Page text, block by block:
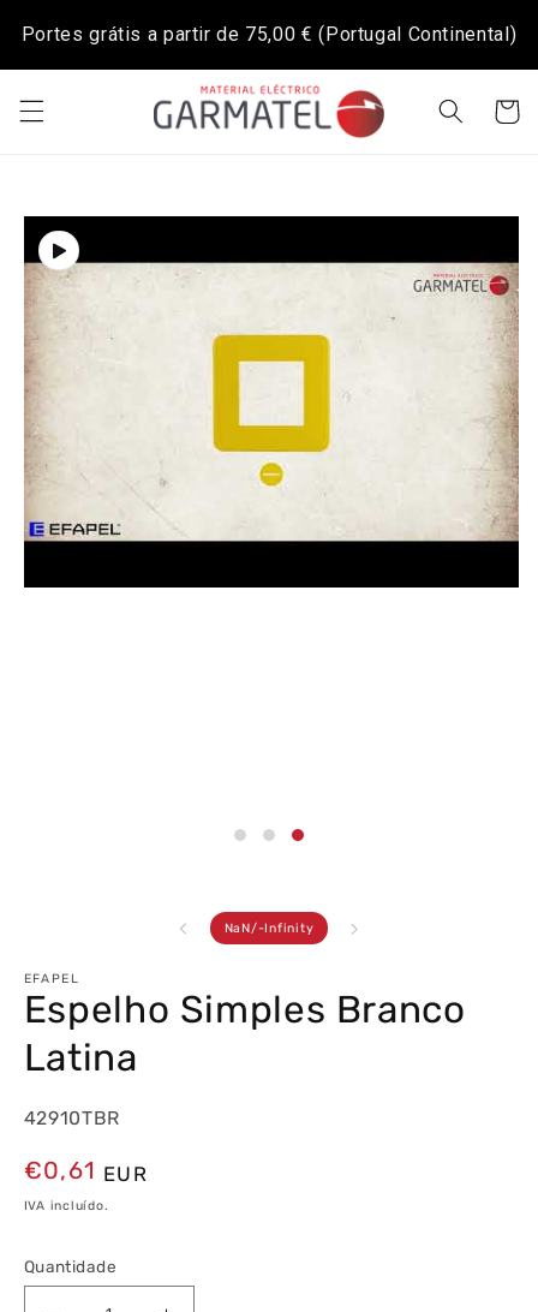
Portes grátis a partir de 75,00 € (Portugal Continental)
para o
conteúdo
informação
do produto
NaN/ de
-Infinity
EFAPEL
Espelho Simples Branco
Latina
42910TBR
Preço
normal
€0,61 EUR
IVA incluído.
Quantidade